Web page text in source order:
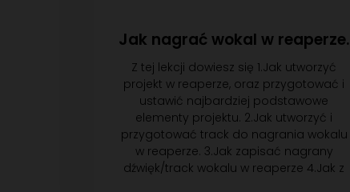
Jak nagrać wokal w reaperze.
Z tej lekcji dowiesz się 1.Jak utworzyć
projekt w reaperze, oraz przygotować i
ustawić najbardziej podstawowe
elementy projektu. 2.Jak utworzyć i
przygotować track do nagrania wokalu
w reaperze. 3.Jak zapisać nagrany
dźwięk/track wokalu w reaperze 4.Jak z